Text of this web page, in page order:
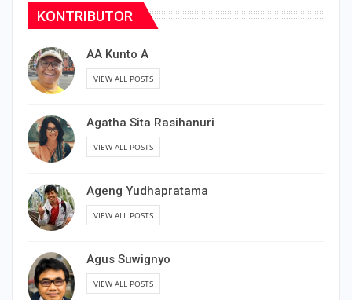
KONTRIBUTOR
AA Kunto A
VIEW ALL POSTS
Agatha Sita Rasihanuri
VIEW ALL POSTS
Ageng Yudhapratama
VIEW ALL POSTS
Agus Suwignyo
VIEW ALL POSTS